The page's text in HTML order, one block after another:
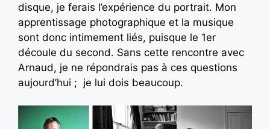
disque, je ferais l’expérience du portrait. Mon
apprentissage photographique et la musique
sont donc intimement liés, puisque le 1er
découle du second. Sans cette rencontre avec
Arnaud, je ne répondrais pas à ces questions
aujourd’hui ; je lui dois beaucoup.